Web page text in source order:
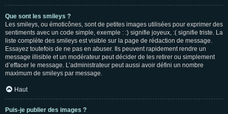
Que sont les smileys ?
Les smileys, ou émoticônes, sont de petites images utilisées pour exprimer des
sentiments avec un code simple, exemple : :) signifie joyeux, :( signifie triste. La
liste complète des smileys est visible sur la page de rédaction de message.
Essayez toutefois de ne pas en abuser. Ils peuvent rapidement rendre un
message illisible et un modérateur peut décider de les retirer ou simplement
d’effacer le message. L’administrateur peut aussi avoir défini un nombre
maximum de smileys par message.
Haut
Puis-je publier des images ?